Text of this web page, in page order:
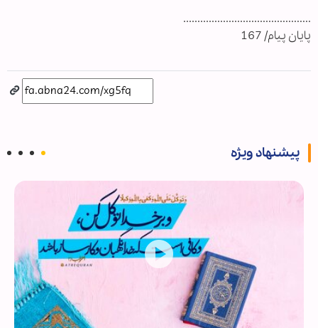
.............................................
پایان پیام/ 167
پیشنهاد ویژه